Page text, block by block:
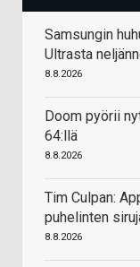
Samsungin
Ultrasta
8.8.2026
Doom pyörii
64:llä
8.8.2026
Tim Culpan:
puhelinten
8.8.2026